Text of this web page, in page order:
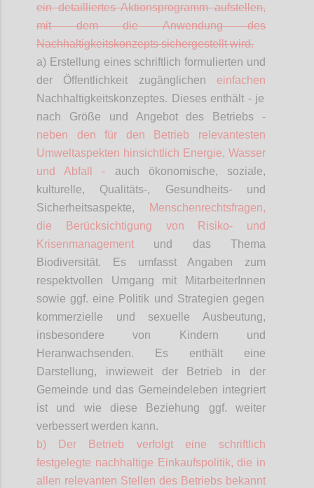
ein detailliertes Aktionsprogramm aufstellen,
mit dem die Anwendung des
Nachhaltigkeitskonzepts sichergestellt wird.
a) Erstellung eines schriftlich formulierten und
der Öffentlichkeit zugänglichen einfachen
Nachhaltigkeitskonzeptes. Dieses enthält - je
nach Größe und Angebot des Betriebs -
neben den für den Betrieb relevantesten
Umweltaspekten hinsichtlich Energie, Wasser
und Abfall - auch ökonomische, soziale,
kulturelle, Qualitäts-, Gesundheits- und
Sicherheitsaspekte,
Menschenrechtsfragen,
die Berücksichtigung von Risiko- und
Krisenmanagement und das Thema
Biodiversität. Es umfasst Angaben zum
respektvollen Umgang mit
MitarbeiterInnen
sowie ggf. eine Politik und Strategien gegen
kommerzielle und sexuelle Ausbeutung,
insbesondere von Kindern und
Heranwachsenden. Es enthält eine
Darstellung, inwieweit der Betrieb in der
Gemeinde und das Gemeindeleben integriert
ist und wie diese Beziehung ggf. weiter
verbessert werden kann.
b) Der Betrieb verfolgt eine schriftlich
festgelegte nachhaltige Einkaufspolitik, die in
allen relevanten Stellen des Betriebs bekannt